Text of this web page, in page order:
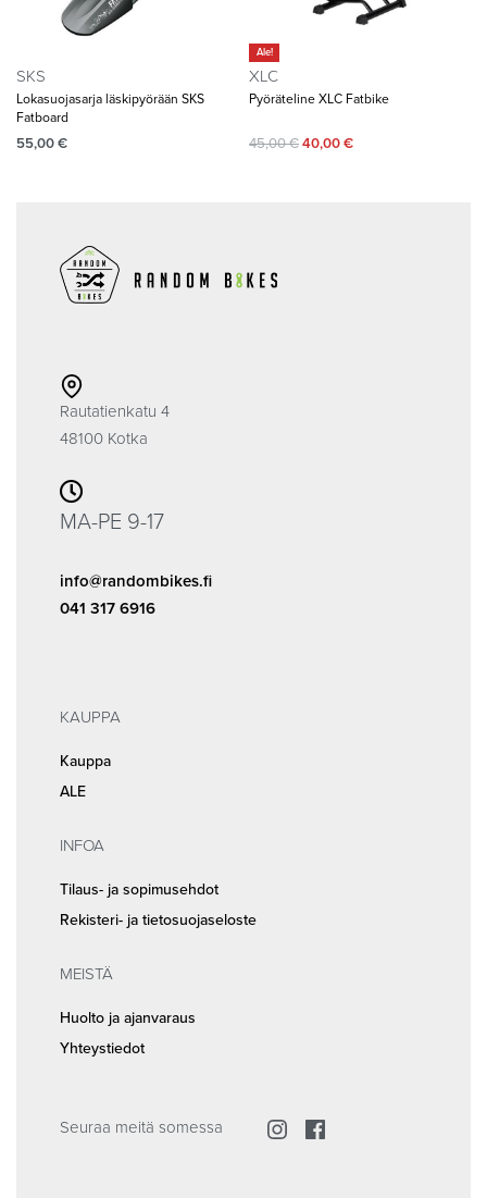
SKS
Lokasuojasarja läskipyörään SKS
Fatboard
55,00€
Ale!
XLC
Pyöräteline XLC Fatbike
45,00€40,00€
Rautatienkatu 4
48100 Kotka
MA-PE 9-17
info@randombikes.fi
041 317 6916
KAUPPA
Kauppa
ALE
INFOA
Tilaus- ja sopimusehdot
Rekisteri- ja tietosuojaseloste
MEISTÄ
Huolto ja ajanvaraus
Yhteystiedot
Seuraa meitä somessa